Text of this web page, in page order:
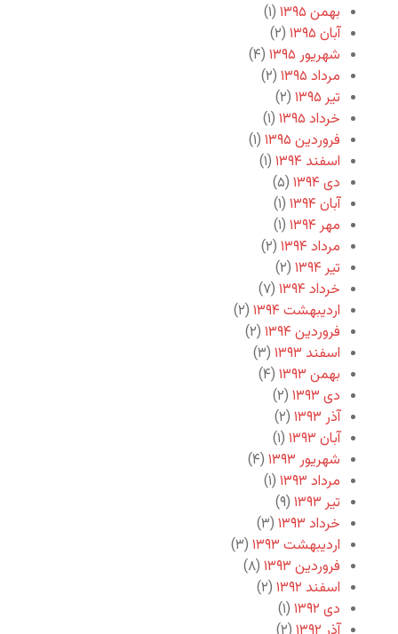
بهمن ۱۳۹۵
(۱)
آبان ۱۳۹۵
(۲)
شهریور ۱۳۹۵
(۴)
مرداد ۱۳۹۵
(۲)
تیر ۱۳۹۵
(۲)
خرداد ۱۳۹۵
(۱)
فروردین ۱۳۹۵
(۱)
اسفند ۱۳۹۴
(۱)
دی ۱۳۹۴
(۵)
آبان ۱۳۹۴
(۱)
مهر ۱۳۹۴
(۱)
مرداد ۱۳۹۴
(۲)
تیر ۱۳۹۴
(۲)
خرداد ۱۳۹۴
(۷)
اردیبهشت ۱۳۹۴
(۲)
فروردین ۱۳۹۴
(۲)
اسفند ۱۳۹۳
(۳)
بهمن ۱۳۹۳
(۴)
دی ۱۳۹۳
(۲)
آذر ۱۳۹۳
(۲)
آبان ۱۳۹۳
(۱)
شهریور ۱۳۹۳
(۴)
مرداد ۱۳۹۳
(۱)
تیر ۱۳۹۳
(۹)
خرداد ۱۳۹۳
(۳)
اردیبهشت ۱۳۹۳
(۳)
فروردین ۱۳۹۳
(۸)
اسفند ۱۳۹۲
(۲)
دی ۱۳۹۲
(۱)